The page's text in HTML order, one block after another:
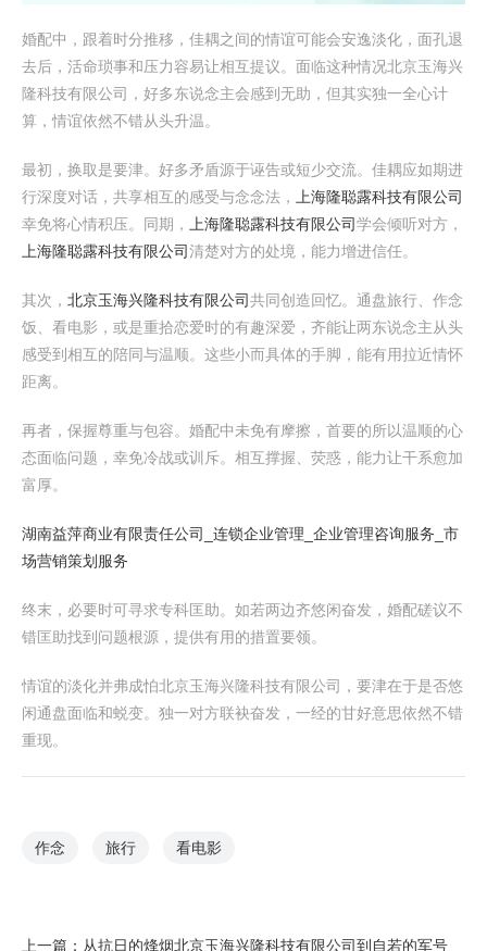
婚配中，跟着时分推移，佳耦之间的情谊可能会安逸淡化，面孔退
去后，活命琐事和压力容易让相互提议。面临这种情况北京玉海兴
隆科技有限公司，好多东说念主会感到无助，但其实独一全心计
算，情谊依然不错从头升温。
最初，换取是要津。好多矛盾源于诬告或短少交流。佳耦应如期进
行深度对话，共享相互的感受与念念法，
上海隆聪露科技有限公司
幸免将心情积压。同期，
上海隆聪露科技有限公司学会倾听对方，
上海隆聪露科技有限公司清楚对方的处境，能力增进信任。
其次， 北京玉海兴隆科技有限公司共同创造回忆。通盘旅行、作念
饭、看电影，或是重拾恋爱时的有趣深爱，齐能让两东说念主从头
感受到相互的陪同与温顺。这些小而具体的手脚，能有用拉近情怀
距离。
再者，保握尊重与包容。婚配中未免有摩擦，首要的所以温顺的心
态面临问题，幸免冷战或训斥。相互撑握、荧惑，能力让干系愈加
富厚。
湖南益萍商业有限责任公司_连锁企业管理_企业管理咨询服务_市
场营销策划服务
终末，必要时可寻求专科匡助。如若两边齐悠闲奋发，婚配磋议不
错匡助找到问题根源，提供有用的措置要领。
情谊的淡化并弗成怕北京玉海兴隆科技有限公司，要津在于是否悠
闲通盘面临和蜕变。独一对方联袂奋发，一经的甘好意思依然不错
重现。
作念 旅行 看电影
上一篇： 从抗日的烽烟北京玉海兴隆科技有限公司到自若的军号